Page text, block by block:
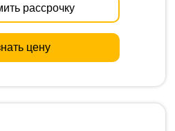
рассрочку
цену